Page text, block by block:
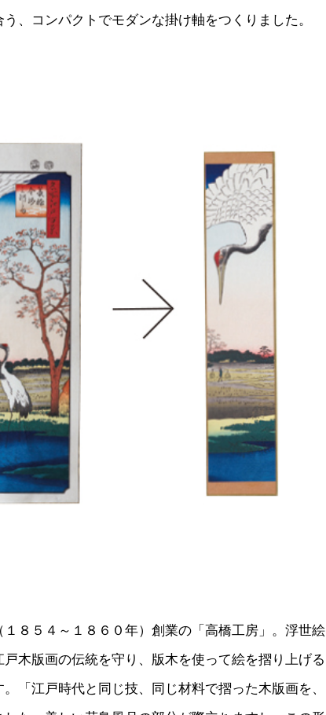
、コンパクトでモダンな掛け軸をつくりました。
８５４～１８６０年）創業の「高橋工房」。浮世絵
木版画の伝統を守り、版木を使って絵を摺り上げる
「江戸時代と同じ技、同じ材料で摺った木版画を、